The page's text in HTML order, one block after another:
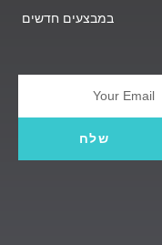
במבצעים חדשים
שלח